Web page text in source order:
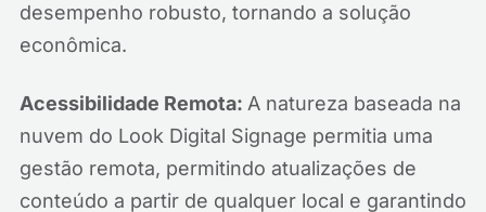
desempenho robusto, tornando a solução
econômica.
Acessibilidade Remota: A natureza baseada na
nuvem do Look Digital Signage permitia uma
gestão remota, permitindo atualizações de
conteúdo a partir de qualquer local e garantindo